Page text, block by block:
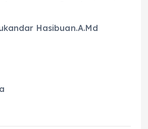
Hasibuan.A.Md